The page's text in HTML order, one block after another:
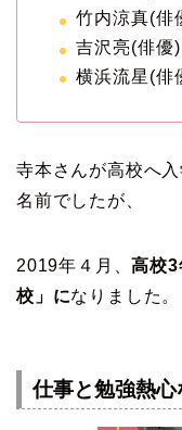
竹内涼真(俳
吉沢亮(俳優)
横浜流星(俳
寺本さんが高校へ
名前でしたが、
2019年４月、高校3
校」になりました。
仕事と勉強熱